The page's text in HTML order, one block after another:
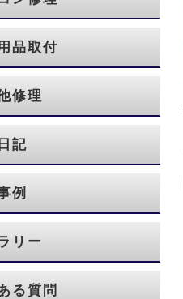
品取付
修理
記
例
リー
る質問